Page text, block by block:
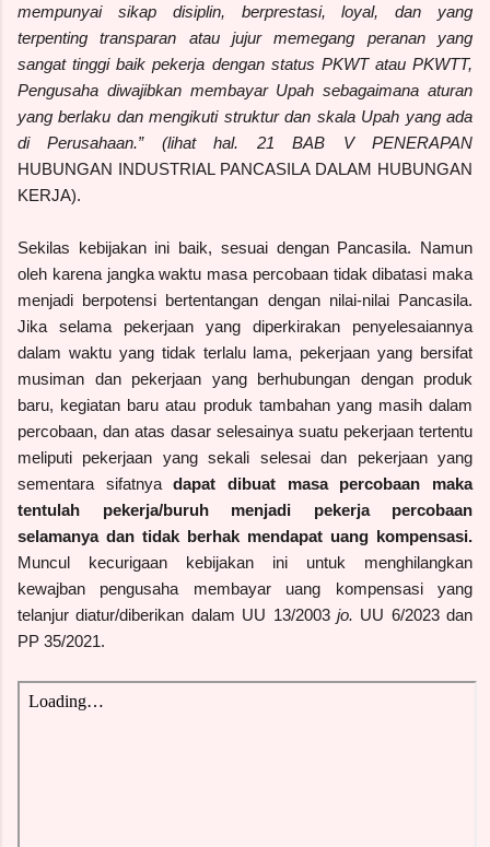
mempunyai sikap disiplin, berprestasi, loyal, dan yang
terpenting transparan atau jujur memegang peranan yang
sangat tinggi baik pekerja dengan status PKWT atau PKWTT,
Pengusaha diwajibkan membayar Upah sebagaimana aturan
yang berlaku dan mengikuti struktur dan skala Upah yang ada
di Perusahaan.” (lihat hal. 21 BAB V PENERAPAN
HUBUNGAN INDUSTRIAL PANCASILA DALAM HUBUNGAN
KERJA).
Sekilas kebijakan ini baik, sesuai dengan Pancasila. Namun
oleh karena jangka waktu masa percobaan tidak dibatasi maka
menjadi berpotensi bertentangan dengan nilai-nilai Pancasila.
Jika selama pekerjaan yang diperkirakan penyelesaiannya
dalam waktu yang tidak terlalu lama, pekerjaan yang bersifat
musiman dan pekerjaan yang berhubungan dengan produk
baru, kegiatan baru atau produk tambahan yang masih dalam
percobaan, dan atas dasar selesainya suatu pekerjaan tertentu
meliputi pekerjaan yang sekali selesai dan pekerjaan yang
sementara sifatnyadapat dibuat masa percobaan maka
tentulah pekerja/buruh menjadi pekerja percobaan
selamanya dan tidak berhak mendapat uang kompensasi.
Muncul kecurigaan kebijakan ini untuk menghilangkan
kewajban pengusaha membayar uang kompensasi yang
telanjur diatur/diberikan dalam UU 13/2003jo. UU 6/2023 dan
PP 35/2021.